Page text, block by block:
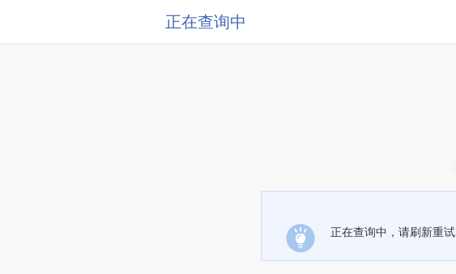
正在查询中
正在查询中，请刷新重试